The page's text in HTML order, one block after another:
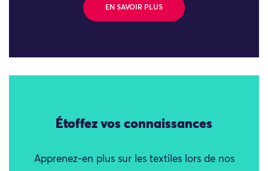
EN SAVOIR PLUS
Étoffez vos connaissances
Apprenez-en plus sur les textiles lors de nos